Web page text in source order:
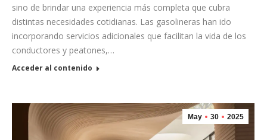
sino de brindar una experiencia más completa que cubra
distintas necesidades cotidianas. Las gasolineras han ido
incorporando servicios adicionales que facilitan la vida de los
conductores y peatones,…
Acceder al contenido
May 30 2025